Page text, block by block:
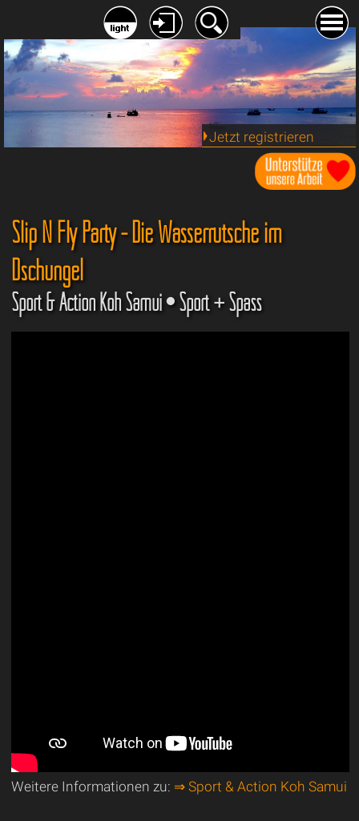
Jetzt registrieren
Slip N Fly Party - Die Wasserrutsche im
Dschungel
Sport & Action Koh Samui • Sport + Spass
Weitere Informationen zu: ⇒ Sport & Action Koh Samui